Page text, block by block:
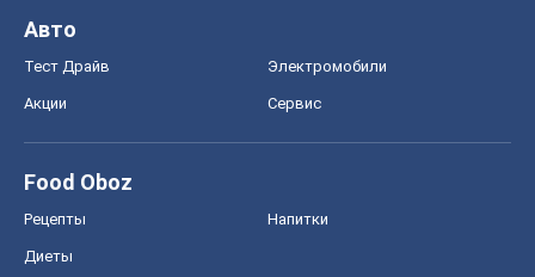
Авто
Тест Драйв Электромобили
Акции Сервис
Food Oboz
Рецепты Напитки
Диеты